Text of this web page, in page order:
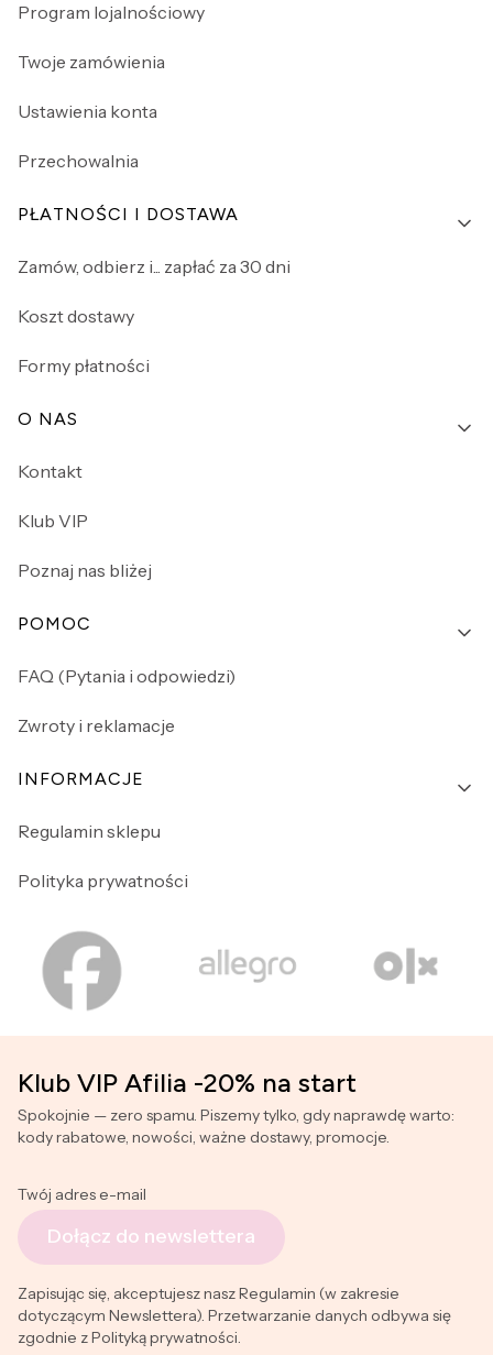
Program lojalnościowy
Twoje zamówienia
Ustawienia konta
Przechowalnia
PŁATNOŚCI I DOSTAWA
Zamów, odbierz i... zapłać za 30 dni
Koszt dostawy
Formy płatności
O NAS
Kontakt
Klub VIP
Poznaj nas bliżej
POMOC
FAQ (Pytania i odpowiedzi)
Zwroty i reklamacje
INFORMACJE
Regulamin sklepu
Polityka prywatności
Klub VIP Afilia -20% na start
Spokojnie — zero spamu. Piszemy tylko, gdy naprawdę warto:
kody rabatowe, nowości, ważne dostawy, promocje.
Twój adres e-mail
Dołącz do newslettera
Zapisując się, akceptujesz nasz Regulamin (w zakresie
dotyczącym Newslettera). Przetwarzanie danych odbywa się
zgodnie z Polityką prywatności.